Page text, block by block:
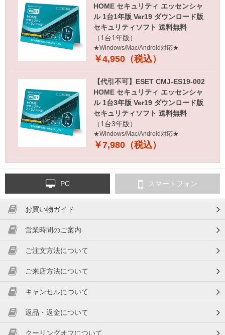
HOME セキュリティ エッセンシャ
ル 1台1年版 Ver19 ダウンロード版
セキュリティソフト 送料無料
（1台1年版）
★Windows/Mac/Android対応★
￥4,950（税込）
【代引不可】ESET CMJ-ES19-002
HOME セキュリティ エッセンシャ
ル 1台3年版 Ver19 ダウンロード版
セキュリティソフト 送料無料
（1台3年版）
★Windows/Mac/Android対応★
￥7,980（税込）
PC スマートフォン
お買い物ガイド
営業時間のご案内
ご注文方法について
ご来店方法について
キャンセルについて
返品・返金について
クーリングオフについて